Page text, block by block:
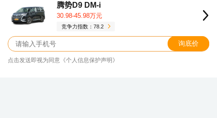
腾势D9 DM-i
30.98-45.98万元
竞争力指数：78.2
询底价
点击发送即视为同意《个人信息保护声明》